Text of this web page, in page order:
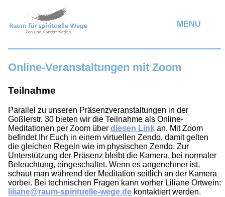
MENU
Online-Veranstaltungen mit Zoom
Teilnahme
Parallel zu unseren Präsenzveranstaltungen in der
Goßlerstr. 30 bieten wir die Teilnahme als Online-
Meditationen per Zoom über diesen Link an. Mit Zoom
befindet Ihr Euch in einem virtuellen Zendo, damit gelten
die gleichen Regeln wie im physischen Zendo. Zur
Unterstützung der Präsenz bleibt die Kamera, bei normaler
Beleuchtung, eingeschaltet. Wenn es angenehmer ist,
schaut man während der Meditation seitlich an der Kamera
vorbei. Bei technischen Fragen kann vorher Liliane Ortwein:
liliane@raum-spirituelle-wege.de kontaktiert werden.